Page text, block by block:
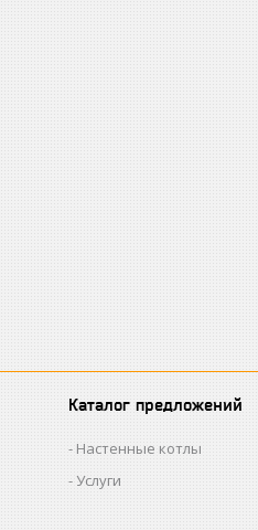
Каталог предложений
Настенные котлы
Услуги